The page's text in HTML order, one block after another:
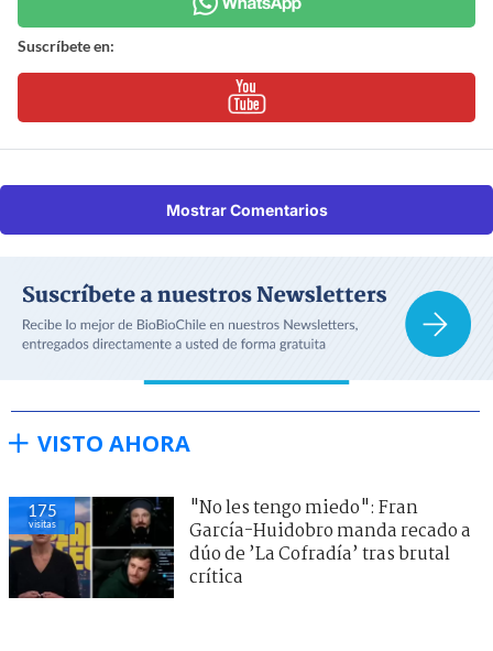
Suscríbete en:
Mostrar Comentarios
VISTO AHORA
175
visitas
"No les tengo miedo": Fran
García-Huidobro manda recado a
dúo de ’La Cofradía’ tras brutal
crítica